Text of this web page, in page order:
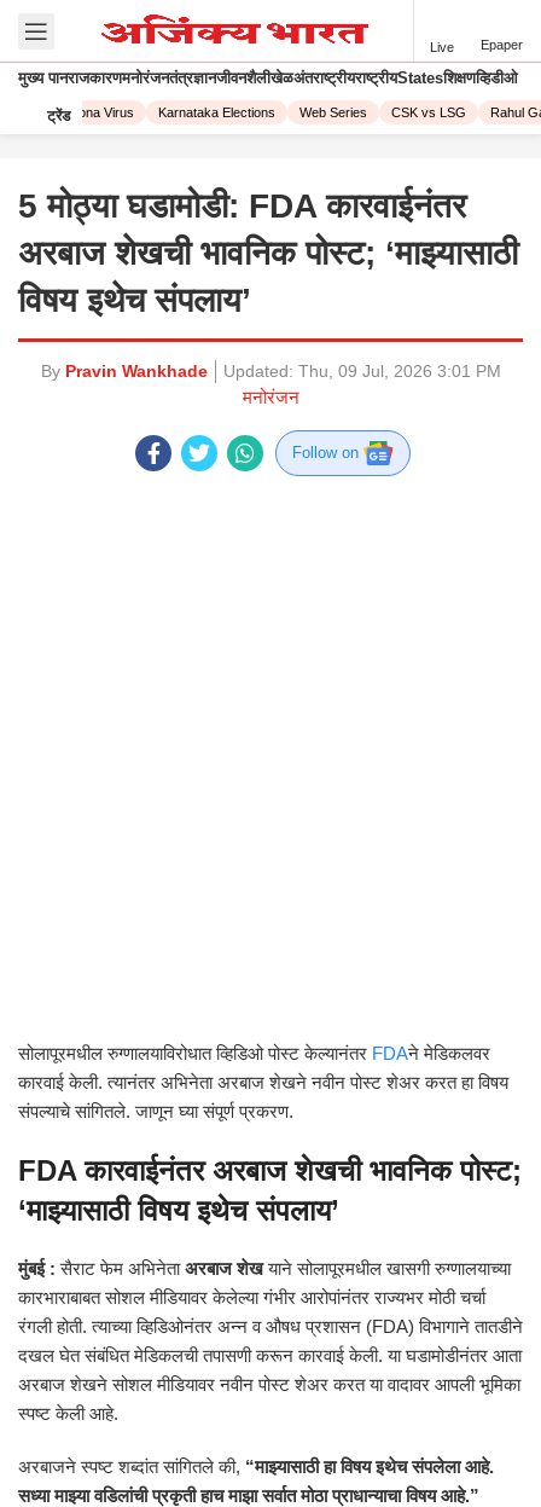
Live Epaper
मुख्य पानराजकारणमनोरंजनतंत्रज्ञानजीवनशैलीखेळअंतराष्ट्रीयराष्ट्रीयStatesशिक्षणव्हिडीओ
ट्रेंड
Corona Virus Karnataka Elections Web Series CSK vs LSG Rahul
5 मोठ्या घडामोडी: FDA कारवाईनंतर
अरबाज शेखची भावनिक पोस्ट; ‘माझ्यासाठी
विषय इथेच संपलाय’
By Pravin Wankhade Updated: Thu, 09 Jul, 2026 3:01 PM
मनोरंजन
Follow on
सोलापूरमधील रुग्णालयाविरोधात व्हिडिओ पोस्ट केल्यानंतर FDAने मेडिकलवर
कारवाई केली. त्यानंतर अभिनेता अरबाज शेखने नवीन पोस्ट शेअर करत हा विषय
संपल्याचे सांगितले. जाणून घ्या संपूर्ण प्रकरण.
FDA कारवाईनंतर अरबाज शेखची भावनिक पोस्ट;
‘माझ्यासाठी विषय इथेच संपलाय’
मुंबई : सैराट फेम अभिनेताअरबाज शेखयाने सोलापूरमधील खासगी रुग्णालयाच्या
कारभाराबाबत सोशल मीडियावर केलेल्या गंभीर आरोपांनंतर राज्यभर मोठी चर्चा
रंगली होती. त्याच्या व्हिडिओनंतर अन्न व औषध प्रशासन (FDA) विभागाने तातडीने
दखल घेत संबंधित मेडिकलची तपासणी करून कारवाई केली. या घडामोडीनंतर आता
अरबाज शेखने सोशल मीडियावर नवीन पोस्ट शेअर करत या वादावर आपली भूमिका
स्पष्ट केली आहे.
अरबाजने स्पष्ट शब्दांत सांगितले की, “माझ्यासाठी हा विषय इथेच संपलेला आहे.
सध्या माझ्या वडिलांची प्रकृती हाच माझा सर्वात मोठा प्राधान्याचा विषय आहे.”